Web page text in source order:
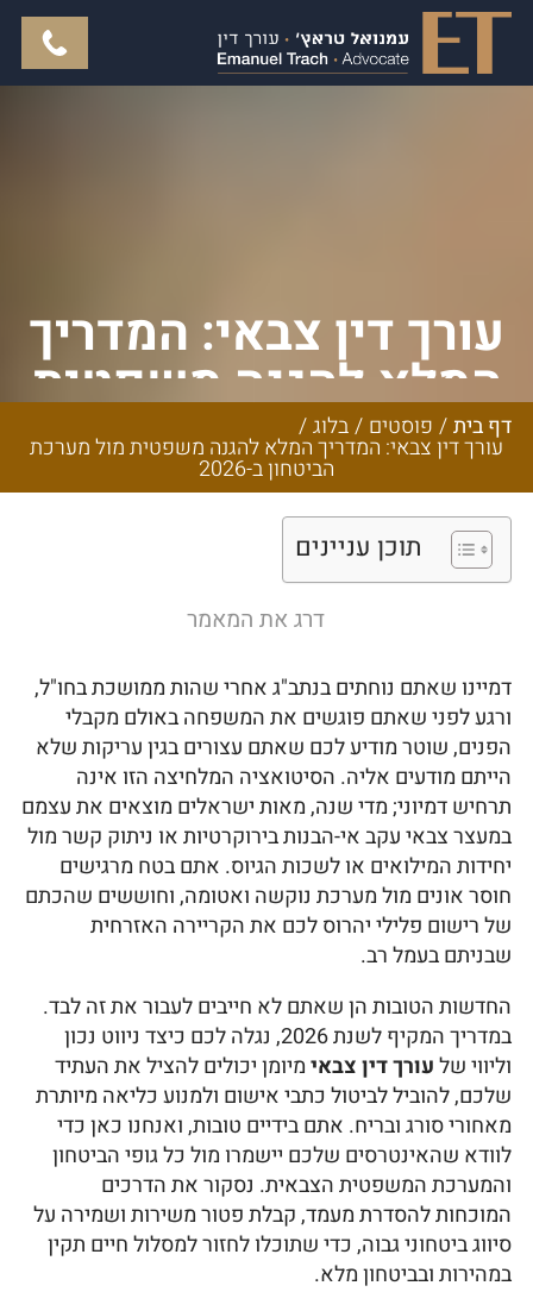
עורך דין צבאי: המדריך
המלא להגנה משפטית
מול מערכת הביטחון
ב-2026
דף בית/ פוסטים /בלוג/
עורך דין צבאי: המדריך המלא להגנה משפטית מול מערכת
הביטחון ב-2026
תוכן עניינים
דרג את המאמר
דמיינו שאתם נוחתים בנתב"ג אחרי שהות ממושכת בחו"ל,
ורגע לפני שאתם פוגשים את המשפחה באולם מקבלי
הפנים, שוטר מודיע לכם שאתם עצורים בגין עריקות שלא
הייתם מודעים אליה. הסיטואציה המלחיצה הזו אינה
תרחיש דמיוני; מדי שנה, מאות ישראלים מוצאים את עצמם
במעצר צבאי עקב אי-הבנות בירוקרטיות או ניתוק קשר מול
יחידות המילואים או לשכות הגיוס. אתם בטח מרגישים
חוסר אונים מול מערכת נוקשה ואטומה, וחוששים שהכתם
של רישום פלילי יהרוס לכם את הקריירה האזרחית
שבניתם בעמל רב.
החדשות הטובות הן שאתם לא חייבים לעבור את זה לבד.
במדריך המקיף לשנת 2026, נגלה לכם כיצד ניווט נכון
וליווי שלעורך דין צבאימיומן יכולים להציל את העתיד
שלכם, להוביל לביטול כתבי אישום ולמנוע כליאה מיותרת
מאחורי סורג ובריח. אתם בידיים טובות, ואנחנו כאן כדי
לוודא שהאינטרסים שלכם יישמרו מול כל גופי הביטחון
והמערכת המשפטית הצבאית. נסקור את הדרכים
המוכחות להסדרת מעמד, קבלת פטור משירות ושמירה על
סיווג ביטחוני גבוה, כדי שתוכלו לחזור למסלול חיים תקין
במהירות ובביטחון מלא.